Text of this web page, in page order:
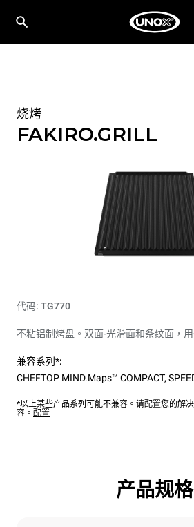
烧烤
FAKIRO.GRILL
代码: TG770
不粘铝制烤盘。双面-光滑面和条纹面，用
兼容系列*:
CHEFTOP MIND.Maps™ COMPACT,
*以上某些产品系列可能不兼容。请配置您的解
容。 配置
产品规格